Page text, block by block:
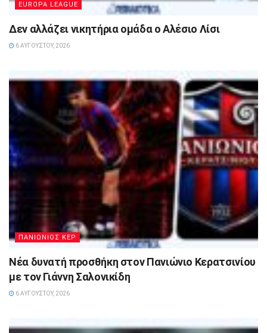
EUROPA LEAGUE
Δεν αλλάζει νικητήρια ομάδα ο Αλέσιο Λίσι
6 ΑΥΓΟΎΣΤΟΥ, 2026
ΠΑΝΙΩΝΙΟΣ ΚΕΡ
Νέα δυνατή προσθήκη στον Πανιώνιο Κερατσινίου
με τον Γιάννη Σαλονικίδη
6 ΑΥΓΟΎΣΤΟΥ, 2026